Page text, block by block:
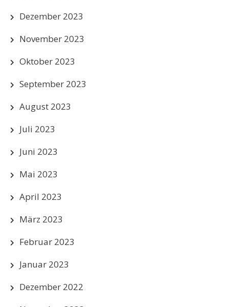
Dezember 2023
November 2023
Oktober 2023
September 2023
August 2023
Juli 2023
Juni 2023
Mai 2023
April 2023
März 2023
Februar 2023
Januar 2023
Dezember 2022